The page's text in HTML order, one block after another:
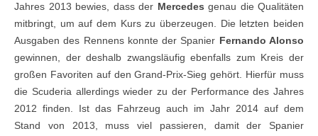
Jahres 2013 bewies, dass der Mercedes genau die Qualitäten
mitbringt, um auf dem Kurs zu überzeugen. Die letzten beiden
Ausgaben des Rennens konnte der Spanier Fernando Alonso
gewinnen, der deshalb zwangsläufig ebenfalls zum Kreis der
großen Favoriten auf den Grand-Prix-Sieg gehört. Hierfür muss
die Scuderia allerdings wieder zu der Performance des Jahres
2012 finden. Ist das Fahrzeug auch im Jahr 2014 auf dem
Stand von 2013, muss viel passieren, damit der Spanier